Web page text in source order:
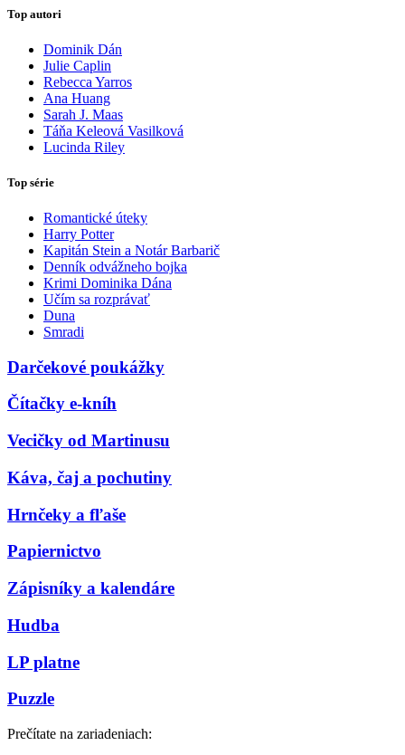
Top autori
Dominik Dán
Julie Caplin
Rebecca Yarros
Ana Huang
Sarah J. Maas
Táňa Keleová Vasilková
Lucinda Riley
Top série
Romantické úteky
Harry Potter
Kapitán Stein a Notár Barbarič
Denník odvážneho bojka
Krimi Dominika Dána
Učím sa rozprávať
Duna
Smradi
Darčekové poukážky
Čítačky e-kníh
Vecičky od Martinusu
Káva, čaj a pochutiny
Hrnčeky a fľaše
Papiernictvo
Zápisníky a kalendáre
Hudba
LP platne
Puzzle
Prečítate na zariadeniach: